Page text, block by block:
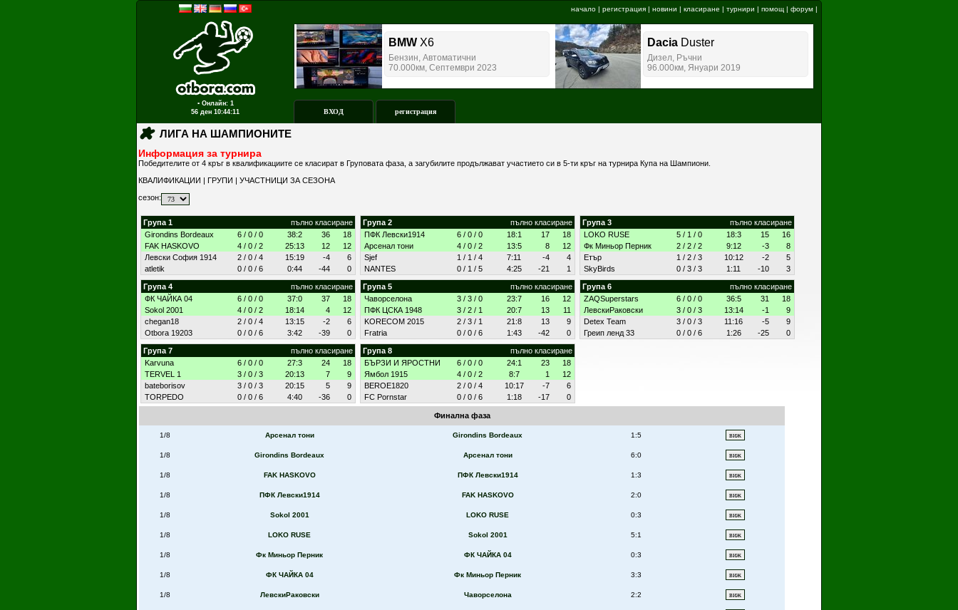
▪ Онлайн: 1
56 ден 10:44:11
начало | регистрация | новини | класиране | турнири | помощ | форум |
ВХОД регистрация
ЛИГА НА ШАМПИОНИТЕ
Информация за турнира
Победителите от 4 кръг в квалификациите се класират в Груповата фаза, а загубилите продължават участието си в 5-ти кръг на турнира Купа на Шампиони
КВАЛИФИКАЦИИ | ГРУПИ | УЧАСТНИЦИ ЗА СЕЗОНА
сезон:
Група 1
пълно класиране
Girondins Bordeaux
6 / 0 / 0 38:2 36
18
FAK HASKOVO
4 / 0 / 2 25:13 12
12
Левски София 1914
2 / 0 / 4 15:19 -4
6
atletik
0 / 0 / 6 0:44 -44 0
Група 2
пълно класиране
ПФК Левски1914
6 / 0 / 0 18:1 17
18
Арсенал тони
4 / 0 / 2 13:5 8
12
Sjef
1 / 1 / 4 7:11 -4
4
NANTES
0 / 1 / 5 4:25 -21 1
Група 3
пълно класиране
LOKO RUSE
5 / 1 / 0 18:3 15
16
Фк Миньор Перник
2 / 2 / 2 9:12 -3
8
Етър
1 / 2 / 3 10:12 -2
5
SkyBirds
0 / 3 / 3 1:11 -10 3
Група 4
пълно класиране
ФК ЧАЙКА 04
6 / 0 / 0 37:0 37
18
Sokol 2001
4 / 0 / 2 18:14 4
12
chegan18
2 / 0 / 4 13:15 -2
6
Otbora 19203
0 / 0 / 6 3:42 -39 0
Група 5
пълно класиране
Чаворселона
3 / 3 / 0 23:7 16
12
ПФК ЦСКА 1948
3 / 2 / 1 20:7 13
11
KORECOM 2015
2 / 3 / 1 21:8 13
9
Fratria
0 / 0 / 6 1:43 -42 0
Група 6
пълно класиране
ZAQSuperstars
6 / 0 / 0 36:5 31
18
ЛевскиРаковски
3 / 0 / 3 13:14 -1
9
Detex Team
3 / 0 / 3 11:16 -5
9
Греип ленд 33
0 / 0 / 6 1:26 -25 0
Група 7
пълно класиране
Karvuna
6 / 0 / 0 27:3 24
18
TERVEL 1
3 / 0 / 3 20:13 7
9
bateborisov
3 / 0 / 3 20:15 5
9
TORPEDO
0 / 0 / 6 4:40 -36 0
Група 8
пълно класиране
БЪРЗИ И ЯРОСТНИ
6 / 0 / 0 24:1 23
18
Ямбол 1915
4 / 0 / 2 8:7 1
12
BEROE1820
2 / 0 / 4 10:17 -7
6
FC Pornstar
0 / 0 / 6 1:18 -17 0
Финална фаза
1/8 Арсенал тони Girondins Bordeaux 1:5
1/8 Girondins Bordeaux Арсенал тони 6:0
1/8 FAK HASKOVO ПФК Левски1914 1:3
1/8 ПФК Левски1914 FAK HASKOVO 2:0
1/8 Sokol 2001 LOKO RUSE 0:3
1/8 LOKO RUSE Sokol 2001 5:1
1/8 Фк Миньор Перник ФК ЧАЙКА 04 0:3
1/8 ФК ЧАЙКА 04 Фк Миньор Перник 3:3
1/8 ЛевскиРаковски Чаворселона 2:2